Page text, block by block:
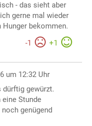
- das sieht aber
gerne mal wieder
bekommen.
-1 +1
um 12:32 Uhr
gewürzt.
Stunde
genügend